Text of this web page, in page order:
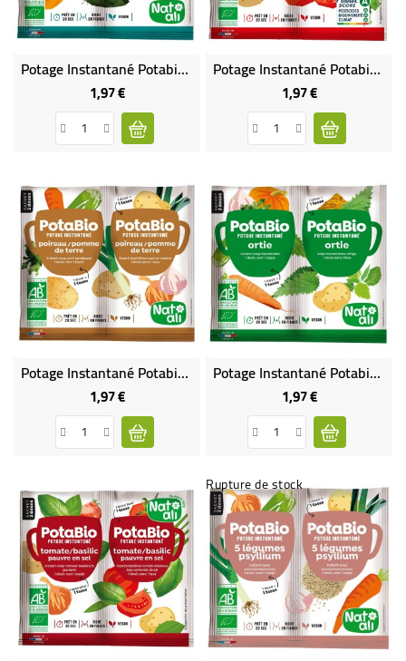
Potage Instantané Potabio Épinards Spiruline BIO
1,97 €Prix
Potage Instantané Potabio Tomate BIO
1,97 €Prix
Potage Instantané Potabio Poireaux Pommes De Terre BIO
1,97 €Prix
Potage Instantané Potabio Ortie BIO
1,97 €Prix
Rupture de stock